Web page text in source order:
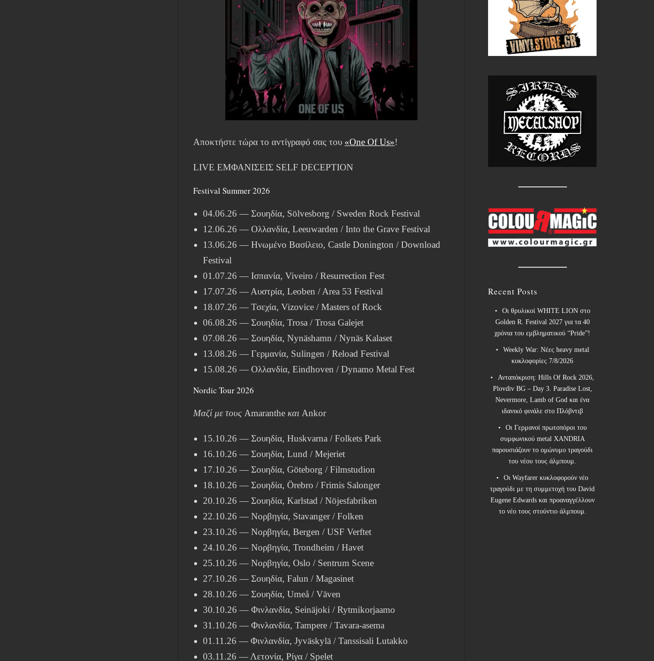
Αποκτήστε τώρα το αντίγραφό σας του «One Of Us»!
LIVE ΕΜΦΑΝΙΣΕΙΣ SELF DECEPTION
Festival Summer 2026
04.06.26 — Σουηδία, Sölvesborg / Sweden Rock Festival
12.06.26 — Ολλανδία, Leeuwarden / Into the Grave Festival
13.06.26 — Ηνωμένο Βασίλειο, Castle Donington / Download
Festival
01.07.26 — Ισπανία, Viveiro / Resurrection Fest
17.07.26 — Αυστρία, Leoben / Area 53 Festival
18.07.26 — Τσεχία, Vizovice / Masters of Rock
06.08.26 — Σουηδία, Trosa / Trosa Galejet
07.08.26 — Σουηδία, Nynäshamn / Nynäs Kalaset
13.08.26 — Γερμανία, Sulingen / Reload Festival
15.08.26 — Ολλανδία, Eindhoven / Dynamo Metal Fest
Nordic Tour 2026
Μαζί με τους Amarantheκαι Ankor
15.10.26 — Σουηδία, Huskvarna / Folkets Park
16.10.26 — Σουηδία, Lund / Mejeriet
17.10.26 — Σουηδία, Göteborg / Filmstudion
18.10.26 — Σουηδία, Örebro / Frimis Salonger
20.10.26 — Σουηδία, Karlstad / Nöjesfabriken
22.10.26 — Νορβηγία, Stavanger / Folken
23.10.26 — Νορβηγία, Bergen / USF Verftet
24.10.26 — Νορβηγία, Trondheim / Havet
25.10.26 — Νορβηγία, Oslo / Sentrum Scene
27.10.26 — Σουηδία, Falun / Magasinet
28.10.26 — Σουηδία, Umeå / Väven
30.10.26 — Φινλανδία, Seinäjoki / Rytmikorjaamo
31.10.26 — Φινλανδία, Tampere / Tavara-asema
01.11.26 — Φινλανδία, Jyväskylä / Tanssisali Lutakko
03.11.26 — Λετονία, Ρίγα / Spelet
Recent Posts
Οι θρυλικοί WHITE LION στο
Golden R. Festival 2027 για τα 40
χρόνια του εμβληματικού “Pride”!
Weekly War: Νέες heavy metal
κυκλοφορίες 7/8/2026
Ανταπόκριση: Hills Of Rock 2026,
Plovdiv BG – Day 3. Paradise Lost,
Nevermore, Lamb of God και ένα
ιδανικό φινάλε στο Πλόβντιβ
Οι Γερμανοί πρωτοπόροι του
συμφωνικού metal XANDRIA
παρουσιάζουν το ομώνυμο τραγούδι
του νέου τους άλμπουμ.
Οι Wayfarer κυκλοφορούν νέο
τραγούδι με τη συμμετοχή του David
Eugene Edwards και προαναγγέλλουν
το νέο τους στούντιο άλμπουμ.